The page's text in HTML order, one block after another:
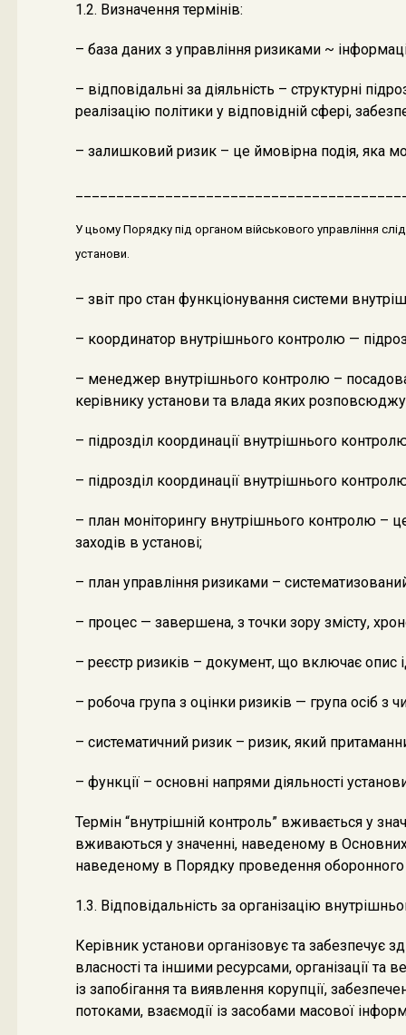
1.2. Визначення термінів:
– база даних з управління ризиками ~
– відповідальні за діяльність – структурні
реалізацію політики у відповідній сфері,
– залишковий ризик – це ймовірна подія, яка
У цьому Порядку під органом військового управління
установи.
– звіт про стан функціонування системи
– координатор внутрішнього контролю —
– менеджер внутрішнього контролю – посадова
керівнику установи та влада яких
– підрозділ координації внутрішнього
– підрозділ координації внутрішнього
– план моніторингу внутрішнього контролю –
заходів в установі;
– план управління ризиками –
– процес — завершена, з точки зору змісту,
– реєстр ризиків – документ, що включає опис
– робоча група з оцінки ризиків — група осіб з
– систематичний ризик – ризик, який
– функції – основні напрями діяльності
Термін “внутрішній контроль” вживається у
вживаються у значенні, наведеному в
наведеному в Порядку проведення оборонного
1.3. Відповідальність за організацію
Керівник установи організовує та
власності та іншими ресурсами, організації та
із запобігання та виявлення корупції,
потоками, взаємодії із засобами масової